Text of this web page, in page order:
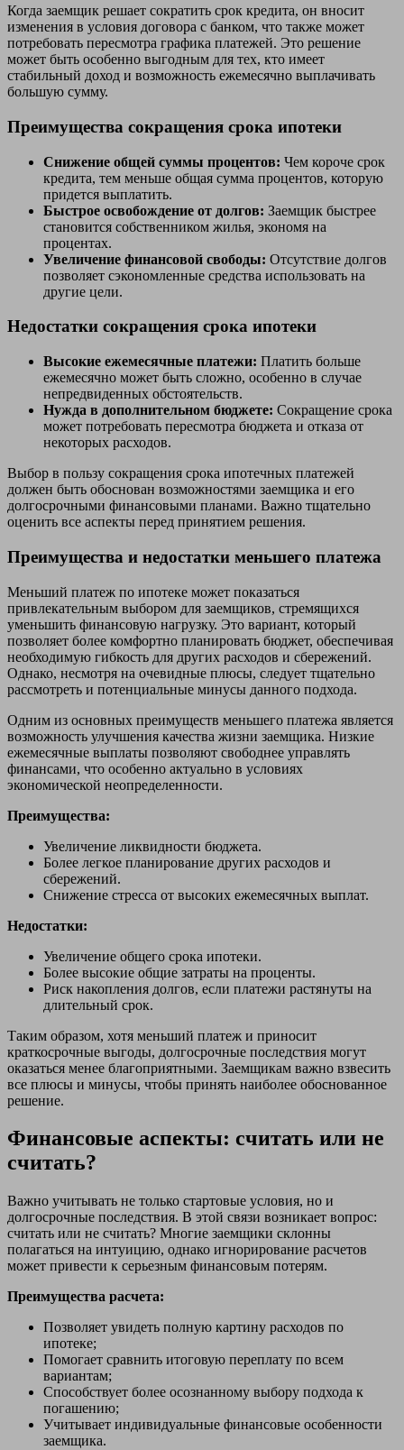
Когда заемщик решает сократить срок кредита, он вносит
изменения в условия договора с банком, что также может
потребовать пересмотра графика платежей. Это решение
может быть особенно выгодным для тех, кто имеет
стабильный доход и возможность ежемесячно выплачивать
большую сумму.
Преимущества сокращения срока ипотеки
Снижение общей суммы процентов: Чем короче срок
кредита, тем меньше общая сумма процентов, которую
придется выплатить.
Быстрое освобождение от долгов: Заемщик быстрее
становится собственником жилья, экономя на
процентах.
Увеличение финансовой свободы: Отсутствие долгов
позволяет сэкономленные средства использовать на
другие цели.
Недостатки сокращения срока ипотеки
Высокие ежемесячные платежи: Платить больше
ежемесячно может быть сложно, особенно в случае
непредвиденных обстоятельств.
Нужда в дополнительном бюджете: Сокращение срока
может потребовать пересмотра бюджета и отказа от
некоторых расходов.
Выбор в пользу сокращения срока ипотечных платежей
должен быть обоснован возможностями заемщика и его
долгосрочными финансовыми планами. Важно тщательно
оценить все аспекты перед принятием решения.
Преимущества и недостатки меньшего платежа
Меньший платеж по ипотеке может показаться
привлекательным выбором для заемщиков, стремящихся
уменьшить финансовую нагрузку. Это вариант, который
позволяет более комфортно планировать бюджет, обеспечивая
необходимую гибкость для других расходов и сбережений.
Однако, несмотря на очевидные плюсы, следует тщательно
рассмотреть и потенциальные минусы данного подхода.
Одним из основных преимуществ меньшего платежа является
возможность улучшения качества жизни заемщика. Низкие
ежемесячные выплаты позволяют свободнее управлять
финансами, что особенно актуально в условиях
экономической неопределенности.
Преимущества:
Увеличение ликвидности бюджета.
Более легкое планирование других расходов и
сбережений.
Снижение стресса от высоких ежемесячных выплат.
Недостатки:
Увеличение общего срока ипотеки.
Более высокие общие затраты на проценты.
Риск накопления долгов, если платежи растянуты на
длительный срок.
Таким образом, хотя меньший платеж и приносит
краткосрочные выгоды, долгосрочные последствия могут
оказаться менее благоприятными. Заемщикам важно взвесить
все плюсы и минусы, чтобы принять наиболее обоснованное
решение.
Финансовые аспекты: считать или не
считать?
Важно учитывать не только стартовые условия, но и
долгосрочные последствия. В этой связи возникает вопрос:
считать или не считать? Многие заемщики склонны
полагаться на интуицию, однако игнорирование расчетов
может привести к серьезным финансовым потерям.
Преимущества расчета:
Позволяет увидеть полную картину расходов по
ипотеке;
Помогает сравнить итоговую переплату по всем
вариантам;
Способствует более осознанному выбору подхода к
погашению;
Учитывает индивидуальные финансовые особенности
заемщика.